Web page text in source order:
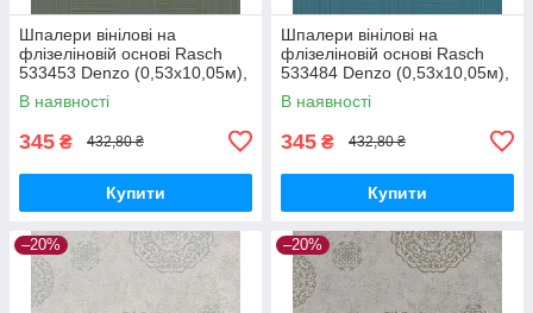
Шпалери вінілові на
флізеліновій основі Rasch
533453 Denzo (0,53х10,05м),
Зелений, Зелений
В наявності
345 ₴ 432,80 ₴
Купити
Шпалери вінілові на
флізеліновій основі Rasch
533484 Denzo (0,53х10,05м),
Зелений, Зелений
В наявності
345 ₴ 432,80 ₴
Купити
–20% –20%